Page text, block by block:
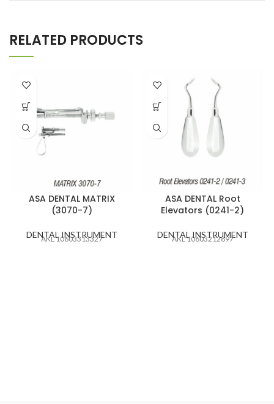
RELATED PRODUCTS
ASA DENTAL MATRIX
(3070-7)
DENTAL INSTRUMENT
AKL 10603313327
ASA DENTAL Root
Elevators (0241-2)
DENTAL INSTRUMENT
AKL 10603212897